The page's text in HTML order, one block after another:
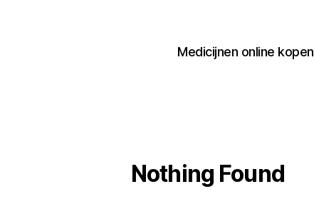
Medicijnen online kopen
Nothing Found